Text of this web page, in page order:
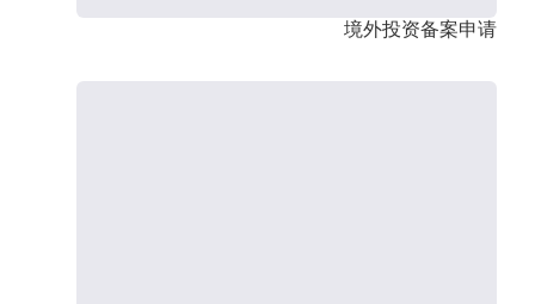
境外投资备案申请